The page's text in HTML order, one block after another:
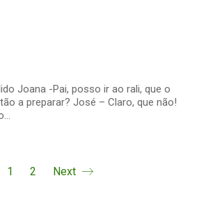
Joana -Pai, posso ir ao rali, que o
a preparar? José – Claro, que não!
1 2 Next